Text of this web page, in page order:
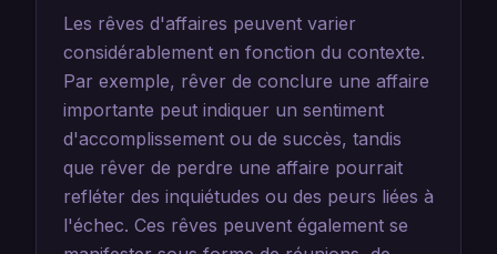
Les rêves d'affaires peuvent varier
considérablement en fonction du contexte.
Par exemple, rêver de conclure une affaire
importante peut indiquer un sentiment
d'accomplissement ou de succès, tandis
que rêver de perdre une affaire pourrait
refléter des inquiétudes ou des peurs liées à
l'échec. Ces rêves peuvent également se